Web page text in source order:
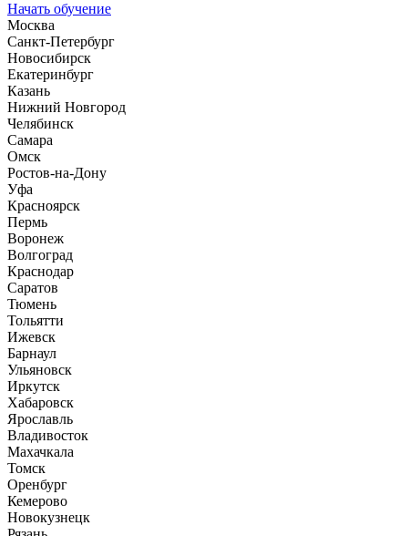
Начать обучение
Москва
Санкт-Петербург
Новосибирск
Екатеринбург
Казань
Нижний Новгород
Челябинск
Самара
Омск
Ростов-на-Дону
Уфа
Красноярск
Пермь
Воронеж
Волгоград
Краснодар
Саратов
Тюмень
Тольятти
Ижевск
Барнаул
Ульяновск
Иркутск
Хабаровск
Ярославль
Владивосток
Махачкала
Томск
Оренбург
Кемерово
Новокузнецк